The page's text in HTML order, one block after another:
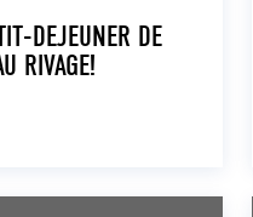
DEJEUNER DE
RIVAGE!